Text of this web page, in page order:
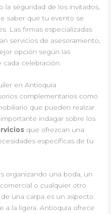
la seguridad de los invitados,
saber que tu evento se
Las firmas especializadas
servicios de asesoramiento,
opción según las
celebración.
en Antioquia
complementarios como
que pueden realzar
indagar sobre los
que ofrezcan una
específicas de tu
organizando una boda, un
o cualquier otro
una carpa es un aspecto
a la ligera. Antioquia ofrece